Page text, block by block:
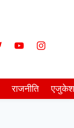
राजनीति